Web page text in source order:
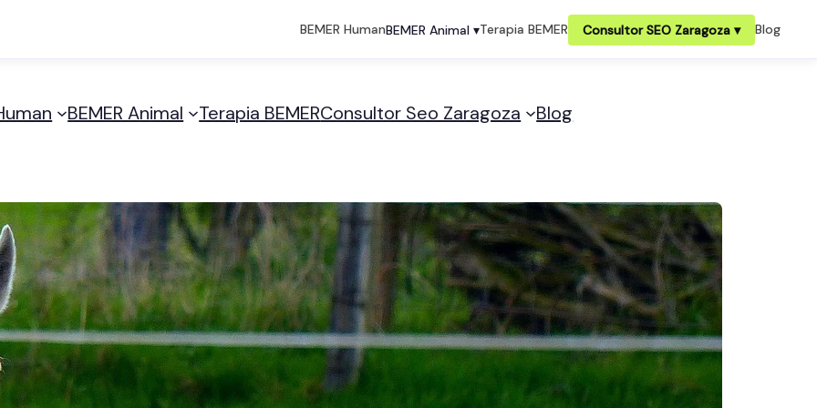
BEMER HumanBEMER Animal ▾Terapia BEMER Consultor SEO Zaragoza ▾ Blog
BEMER Animal Terapia BEMERConsultor Seo Zaragoza Blog